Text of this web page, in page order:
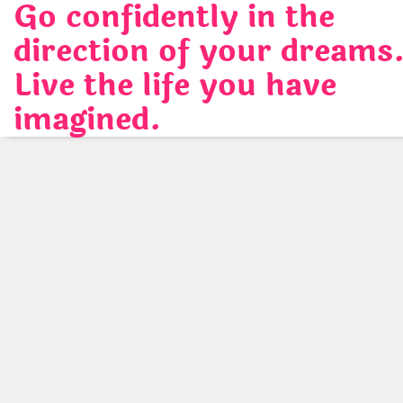
Skip
content
Go confidently in the
direction of your
Live the life you have
imagined.